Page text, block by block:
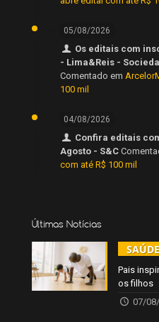
05/08/2026
Os editais com
- Lima&Reis -
Comentado em
100 mil
04/08/2026
Confira editais
Agosto - S&C
com até R$ 100 mil
Últimas Notícias
Pais
os filhos
07/